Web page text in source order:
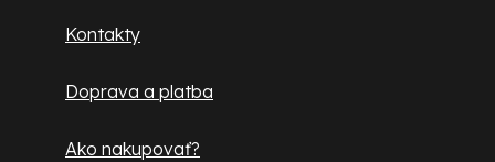
Kontakty
Doprava a platba
Ako nakupovať?